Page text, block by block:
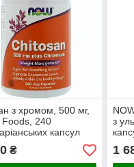
з хромом, 500 мг,
Foods, 240
капсул
₴
з
1